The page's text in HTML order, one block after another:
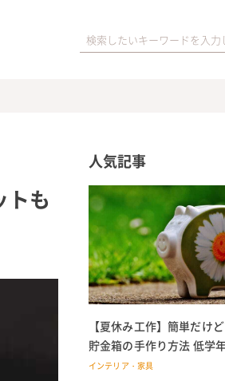
トも
人気記事
【夏休み工作】簡単だけ
貯金箱の手作り方法 低学
の子どもにも
インテリア・家具